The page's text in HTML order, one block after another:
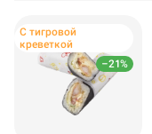
–21%
С тигровой
креветкой